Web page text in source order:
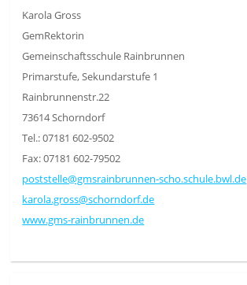
Karola Gross
GemRektorin
Gemeinschaftsschule Rainbrunnen
Primarstufe, Sekundarstufe 1
Rainbrunnenstr.22
73614 Schorndorf
Tel.: 07181 602-9502
Fax: 07181 602-79502
poststelle@gmsrainbrunnen-scho.schule.bwl.de
karola.gross@schorndorf.de
www.gms-rainbrunnen.de